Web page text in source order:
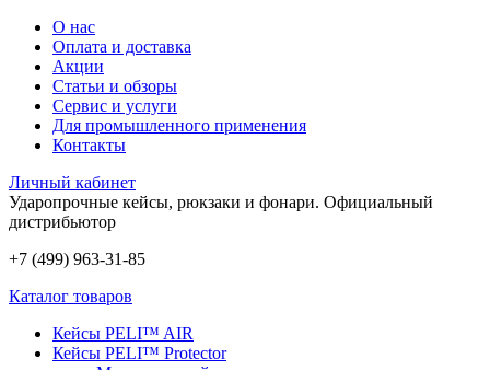
О нас
Оплата и доставка
Акции
Статьи и обзоры
Сервис и услуги
Для промышленного применения
Контакты
Личный кабинет
Ударопрочные кейсы, рюкзаки и фонари. Официальный
дистрибьютор
+7 (499) 963-31-85
Каталог товаров
Кейсы PELI™ AIR
Кейсы PELI™ Protector